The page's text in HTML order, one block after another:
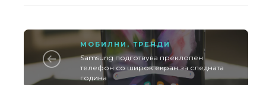
МОБИЛНИ ,ТРЕНДИ
Samsung подготвува преклопен
телефон со широк екран за следната
година